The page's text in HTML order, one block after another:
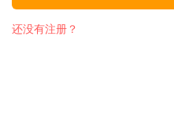
还没有注册？